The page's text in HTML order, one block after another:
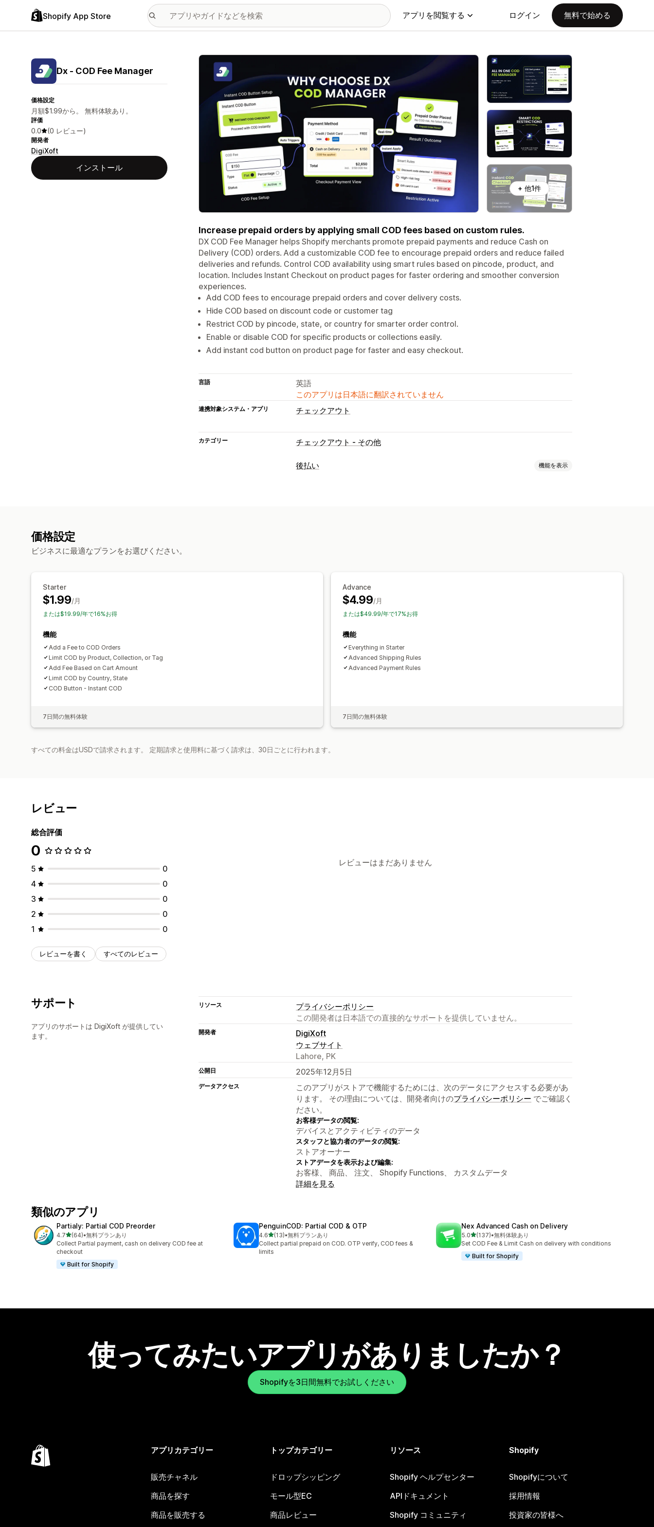
Shopify App Store アプリを閲覧する ログイン 無料で始める
Dx ‑ COD Fee Manager
価格設定
月額$1.99から。 無料体験あり。
評価
0.0 (0 レビュー)
開発者
DigiXoft
インストール
特集の画像ギャラリー
+ 他1件
Increase prepaid orders by applying small COD fees based on custom rules.
DX COD Fee Manager helps Shopify merchants promote prepaid payments and reduce Cash on
Delivery (COD) orders. Add a customizable COD fee to encourage prepaid orders and reduce failed
deliveries and refunds. Control COD availability using smart rules based on pincode, product, and
location. Includes Instant Checkout on product pages for faster ordering and smoother conversion
experiences.
Add COD fees to encourage prepaid orders and cover delivery costs.
Hide COD based on discount code or customer tag
Restrict COD by pincode, state, or country for smarter order control.
Enable or disable COD for specific products or collections easily.
Add instant cod button on product page for faster and easy checkout.
言語
英語
このアプリは日本語に翻訳されていません
連携対象システム・アプリ チェックアウト
カテゴリー チェックアウト - その他
後払い 機能を表示
価格設定
ビジネスに最適なプランをお選びください。
Starter
$1.99/月
または$19.99/年で16%お得
機能
Add a Fee to COD Orders
Limit COD by Product, Collection, or Tag
Add Fee Based on Cart Amount
Limit COD by Country, State
COD Button - Instant COD
7日間の無料体験
Advance
$4.99/月
または$49.99/年で17%お得
機能
Everything in Starter
Advanced Shipping Rules
Advanced Payment Rules
7日間の無料体験
すべての料金はUSDで請求されます。 定期請求と使用料に基づく請求は、30日ごとに行われます。
レビュー
総合評価
0
5
0
4
0
3
0
2
0
1
0
レビューを書く すべてのレビュー
レビューはまだありません
サポート
アプリのサポートは DigiXoft が提供してい
ます。
リソース
プライバシーポリシー
この開発者は日本語での直接的なサポートを提供していません。
開発者
DigiXoft
ウェブサイト
Lahore, PK
公開日 2025年12月5日
データアクセス
このアプリがストアで機能するためには、次のデータにアクセスする必要があ
ります。 その理由については、開発者向けのプライバシーポリシー でご確認く
ださい。
お客様データの閲覧:
デバイスとアクティビティのデータ
スタッフと協力者のデータの閲覧:
ストアオーナー
ストアデータを表示および編集:
お客様、 商品、 注文、 Shopify Functions、 カスタムデータ
詳細を見る
類似のアプリ
Partialy: Partial COD Preorder
4.75つ星中
(64)
合計レビュー数：64件
•無料プランあり
Collect Partial payment, cash on delivery COD fee at
checkout
Built for Shopify
PenguinCOD: Partial COD & OTP
4.65つ星中
(13)
合計レビュー数：13件
•無料プランあり
Collect partial prepaid on COD. OTP verify, COD fees &
limits
Nex Advanced Cash on Delivery
5.05つ星中
(137)
合計レビュー数：137件
•無料体験あり
Set COD Fee & Limit Cash on delivery with conditions
Built for Shopify
使ってみたいアプリがありましたか？
Shopifyを3日間無料でお試しください
アプリカテゴリー
販売チャネル
商品を探す
商品を販売する
トップカテゴリー
ドロップシッピング
モール型EC
商品レビュー
リソース
Shopify ヘルプセンター
APIドキュメント
Shopify コミュニティ
Shopify
Shopifyについて
採用情報
投資家の皆様へ